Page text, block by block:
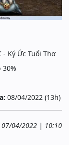
- Ký Ức Tuổi Thơ
30%
08/04/2022 (13h)
07/04/2022 | 10:10